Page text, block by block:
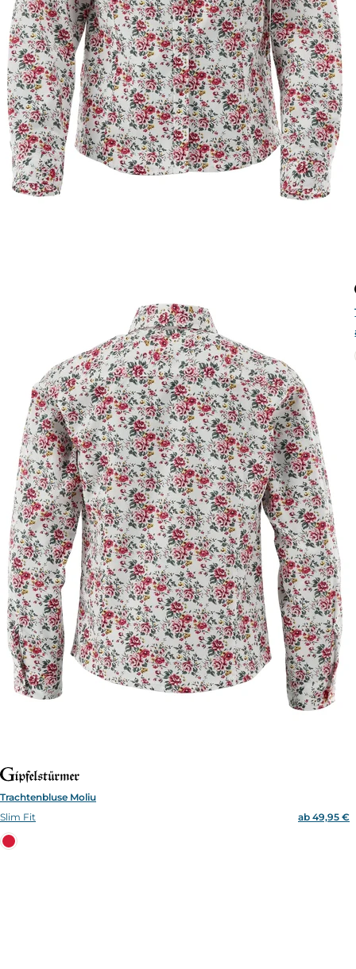
Trachtenbluse Moliu
Slim Fit
ab 49,95 €